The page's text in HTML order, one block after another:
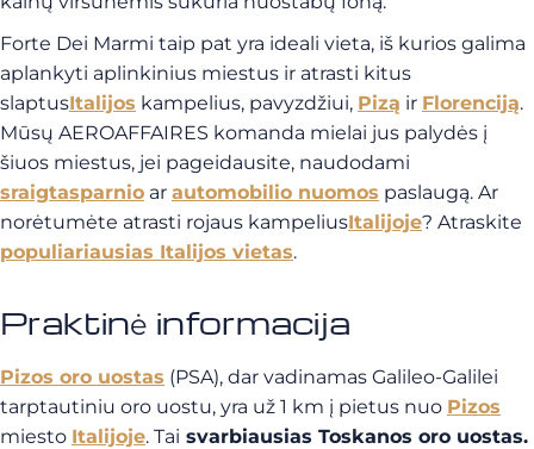
Forte Dei Marmi taip pat yra ideali vieta, iš kurios galima
aplankyti aplinkinius miestus ir atrasti kitus
slaptusItalijos kampelius, pavyzdžiui, Pizą ir Florenciją.
Mūsų AEROAFFAIRES komanda mielai jus palydės į
šiuos miestus, jei pageidausite, naudodami
sraigtasparnio ar automobilio nuomos paslaugą. Ar
norėtumėte atrasti rojaus kampeliusItalijoje? Atraskite
populiariausias Italijos vietas.
Praktinė informacija
Pizos oro uostas (PSA), dar vadinamas Galileo-Galilei
tarptautiniu oro uostu, yra už 1 km į pietus nuo Pizos
miesto Italijoje. Tai svarbiausias Toskanos oro uostas.